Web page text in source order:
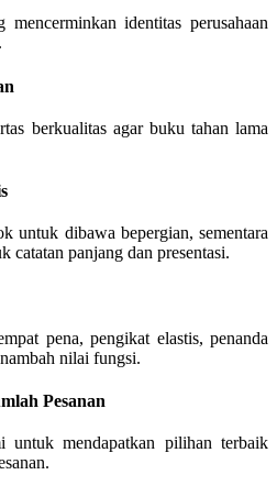
identitas perusahaan
berkualitas agar buku tahan lama
untuk dibawa bepergian, sementara
catatan panjang dan presentasi.
pena, pengikat elastis, penanda
nilai fungsi.
Pesanan
untuk mendapatkan pilihan terbaik